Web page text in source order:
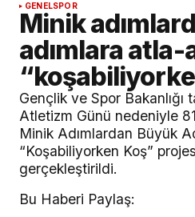
GENELSPOR
Minik
adımlara
Gençlik ve Spor Bakanlığı
Atletizm Günü nedeniyle
Minik Adımlardan Büyük
“Koşabiliyorken Koş”
gerçekleştirildi.
Bu Haberi Paylaş: